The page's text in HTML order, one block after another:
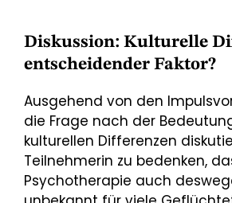
Diskussion: Kulturelle
entscheidender Faktor?
Ausgehend von den
die Frage nach der
kulturellen Differenzen
Teilnehmerin zu bedenken,
Psychotherapie auch